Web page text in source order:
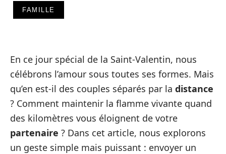
FAMILLE
En ce jour spécial de la Saint-Valentin, nous
célébrons l’amour sous toutes ses formes. Mais
qu’en est-il des couples séparés par la distance
? Comment maintenir la flamme vivante quand
des kilomètres vous éloignent de votre
partenaire ? Dans cet article, nous explorons
un geste simple mais puissant : envoyer un